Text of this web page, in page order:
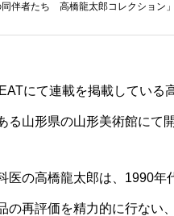
同伴者たち 高橋龍太郎コレクション
にて連載を掲載してい
る山形県の山形美術館にて
医の高橋龍太郎は、1990年
の再評価を精力的に行ない